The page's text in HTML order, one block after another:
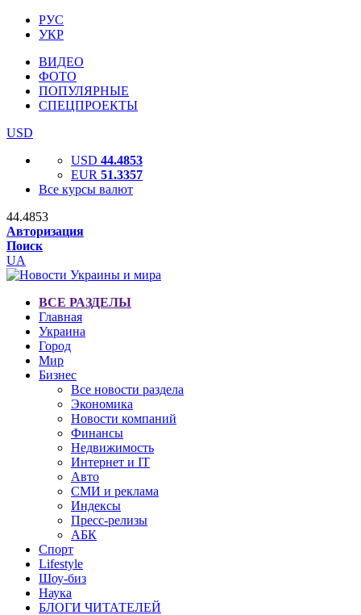
РУС
УКР
ВИДЕО
ФОТО
ПОПУЛЯРНЫЕ
СПЕЦПРОЕКТЫ
USD
USD 44.4853
EUR 51.3357
Все курсы валют
44.4853
Авторизация
Поиск
UA
ВСЕ РАЗДЕЛЫ
Главная
Украина
Город
Мир
Бизнес
Все новости раздела
Экономика
Новости компаний
Финансы
Недвижимость
Интернет и IT
Авто
СМИ и реклама
Индексы
Пресс-релизы
АБК
Спорт
Lifestyle
Шоу-биз
Наука
БЛОГИ ЧИТАТЕЛЕЙ